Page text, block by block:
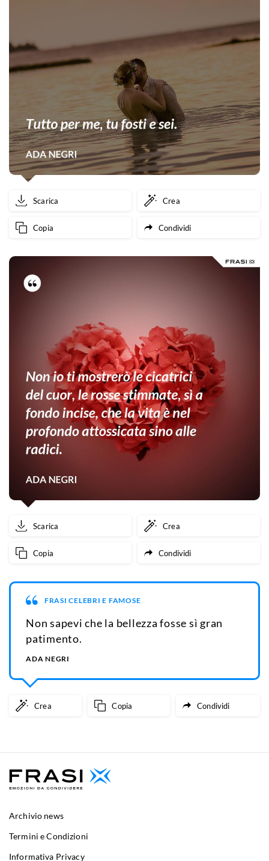
Scarica Crea
Copia Condividi
Scarica Crea
Copia Condividi
FRASI CELEBRI E FAMOSE
Non sapevi che la bellezza fosse sì gran
patimento.
ADA NEGRI
Crea Copia Condividi
Archivio news
Termini e Condizioni
Informativa Privacy